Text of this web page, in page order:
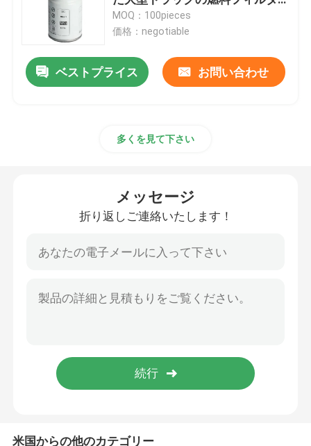
自動車燃料フィルター
カートリッジ石油フィルター
自動変速機フィルター
海洋エンジン フィルター
頑丈なフィルター
建設用機器フィルター
発電機力フィルター
ー
MOQ：100pieces
価格：negotiable
ベストプライス お問い合わせ
多くを見て下さい
メッセージ
折り返しご連絡いたします！
米国からの他のカテゴリー